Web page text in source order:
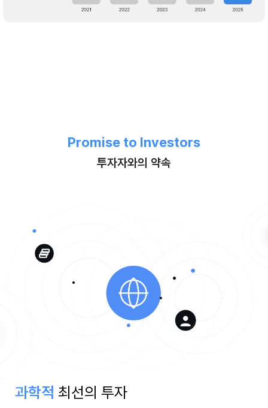
Promise to Investors
투자자와의 약속
과학적 최선의 투자